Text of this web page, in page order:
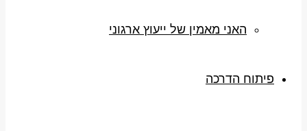
האני מאמין של ייעוץ ארגוני
פיתוח הדרכה